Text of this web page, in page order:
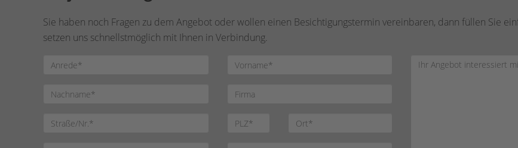
Sie haben noch Fragen zu dem Angebot oder wollen einen Besichtigungstermin vereinbaren, dann füllen Sie
setzen uns schnellstmöglich mit Ihnen in Verbindung.